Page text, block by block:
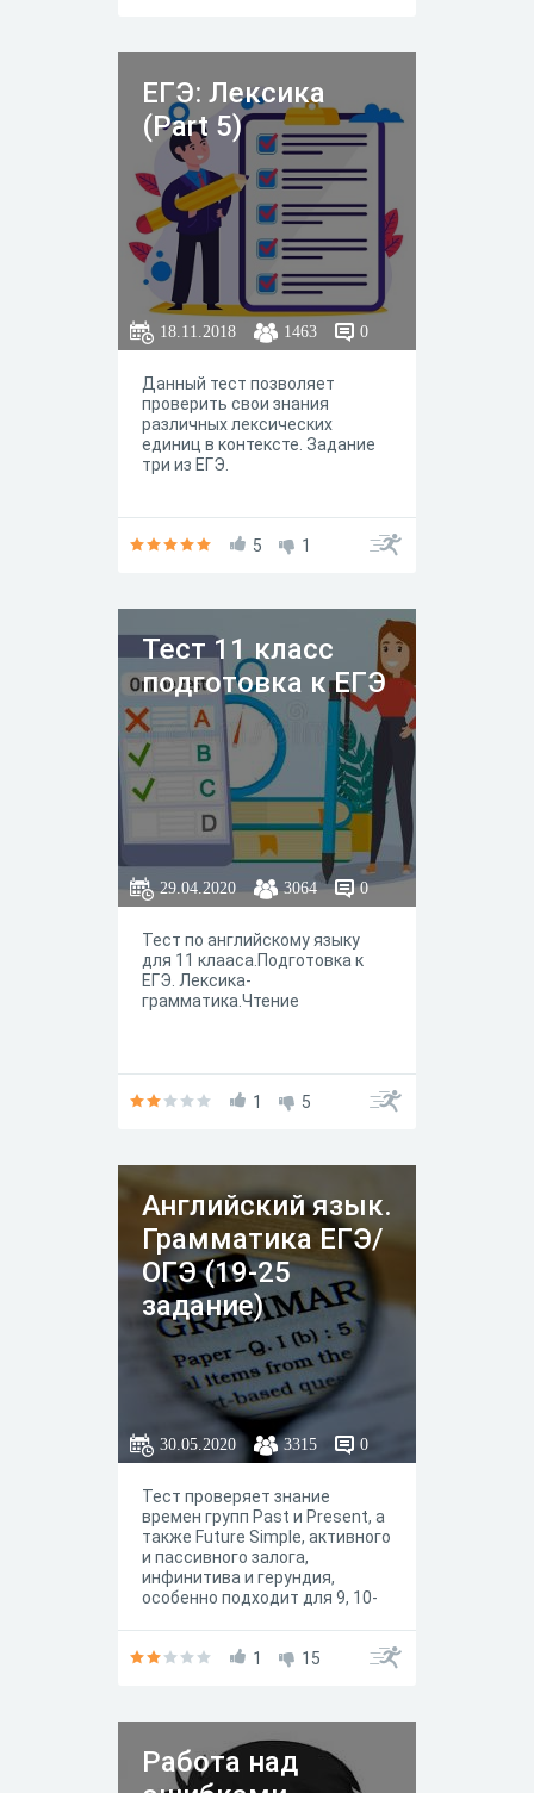
ЕГЭ: Лексика
(Part 5)
18.11.2018 1463 0
Данный тест позволяет
проверить свои знания
различных лексических
единиц в контексте. Задание
три из ЕГЭ.
5 1
Тест 11 класс
подготовка к ЕГЭ
29.04.2020 3064 0
Тест по английскому языку
для 11 клааса.Подготовка к
ЕГЭ. Лексика-
грамматика.Чтение
1 5
Английский язык.
Грамматика ЕГЭ/
ОГЭ (19-25
задание)
30.05.2020 3315 0
Тест проверяет знание
времен групп Past и Present, а
также Future Simple, активного
и пассивного залога,
инфинитива и герундия,
особенно подходит для 9, 10-
1
15
Работа над